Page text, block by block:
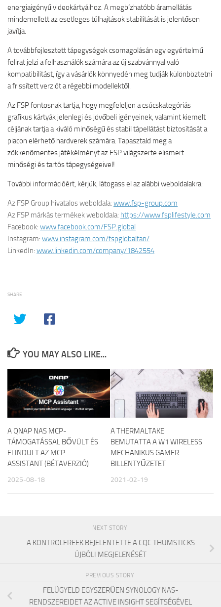
energiaigényű videokártyáihoz. A megbízhatóbb áramellátás
mindemellett az esetleges túlhajtások stabilitását is jelentősen
javítja.
A továbbfejlesztett tápegységek csomagolásán egy egyértelmű
felirat jelzi a felhasználók számára az új szabvánnyal való
kompatibilitást, így a vásárlók könnyedén meg tudják különböztetni
a frissített verziót a régebbi modellektől.
Az FSP fontosnak tartja, hogy megfeleljen a csúcskategóriás
grafikus kártyák jelenlegi és jövőbeli igényeinek, valamint kiemelt
céljának tartja a kiváló minőségű és stabil tápellátást biztosítását a
piacon elérhető hardverek számára. Tapasztald meg a
zökkenőmentes játékélményt az FSP világszerte elismert
minőségi és tartós tápegységeivel!
További információért, kérjük, látogass el az alábbi weboldalakra:
Az FSP Group hivatalos weboldala: www.fsp-group.com
Az FSP márkás termékek weboldala: https://www.fsplifestyle.com
Facebook: www.facebook.com/FSP.global
Instagram: www.instagram.com/fspglobalfan/
LinkedIn: www.linkedin.com/company/1842554
SHARE
YOU MAY ALSO LIKE...
A QNAP NAS MCP-
TÁMOGATÁSSAL BŐVÜLT ÉS
ELINDULT AZ MCP
ASSISTANT (BÉTAVERZIÓ)
2025-08-18
A THERMALTAKE
BEMUTATTA A W1 WIRELESS
MECHANIKUS GAMER
BILLENTYŰZETET
2021-02-19
NEXT STORY
A KONTROLFREEK BEJELENTETTE A CQC THUMSTICKS
ÚJBÓLI MEGJELENÉSÉT
PREVIOUS STORY
FELÜGYELD EGYSZERŰEN SYNOLOGY NAS-
RENDSZEREIDET AZ ACTIVE INSIGHT SEGÍTSÉGÉVEL